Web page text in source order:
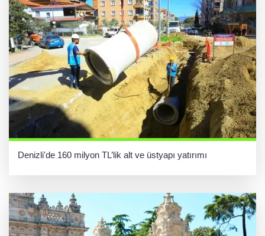
Denizli'de 160 milyon TL’lik alt ve üstyapı yatırımı